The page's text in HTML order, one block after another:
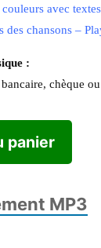
avec
des chansons –
:
chèque
panier
MP3